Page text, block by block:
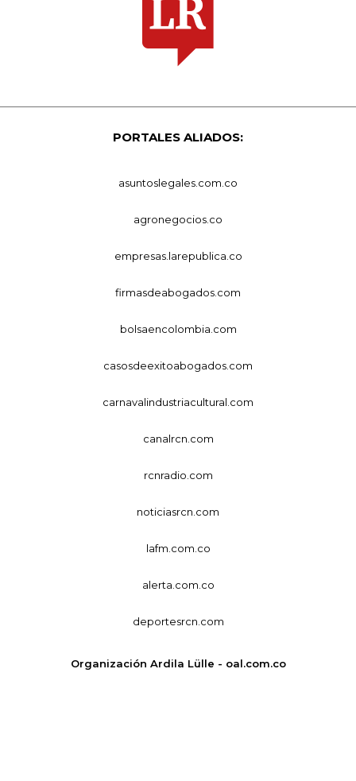
PORTALES ALIADOS:
asuntoslegales.com.co
agronegocios.co
empresas.larepublica.co
firmasdeabogados.com
bolsaencolombia.com
casosdeexitoabogados.com
carnavalindustriacultural.com
canalrcn.com
rcnradio.com
noticiasrcn.com
lafm.com.co
alerta.com.co
deportesrcn.com
Organización Ardila Lülle - oal.com.co